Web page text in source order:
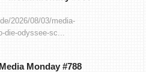
2026/08/03/media-
die-odyssee-sc...
Media Monday #788